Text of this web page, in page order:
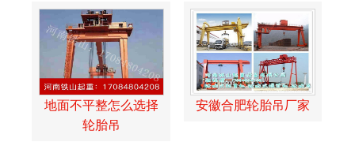
地面不平整怎么选择
轮胎吊
安徽合肥轮胎吊厂家